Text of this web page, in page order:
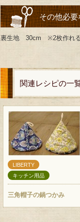
その他必要
裏生地 30cm ※2枚作れる
関連レシピの一
LIBERTY
キッチン用品
三角帽子の鍋つかみ